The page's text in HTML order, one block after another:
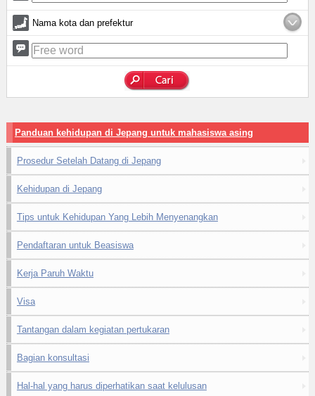
Nama kota dan prefektur
Panduan kehidupan di Jepang untuk mahasiswa asing
Prosedur Setelah Datang di Jepang
Kehidupan di Jepang
Tips untuk Kehidupan Yang Lebih Menyenangkan
Pendaftaran untuk Beasiswa
Kerja Paruh Waktu
Visa
Tantangan dalam kegiatan pertukaran
Bagian konsultasi
Hal-hal yang harus diperhatikan saat kelulusan